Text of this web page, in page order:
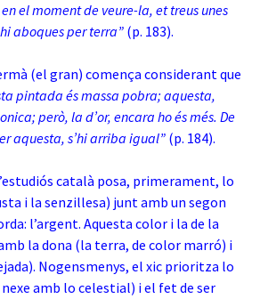
el moment de veure-la, et treus unes
aboques per terra” (p. 183).
(el gran) comença considerant que
pintada és massa pobra; aquesta,
però, la d’or, encara ho és més. De
aquesta, s’hi arriba igual” (p. 184).
català posa, primerament, lo
i la senzillesa) junt amb un segon
l’argent. Aquesta color i la de la
la dona (la terra, de color marró) i
Nogensmenys, el xic prioritza lo
amb lo celestial) i el fet de ser